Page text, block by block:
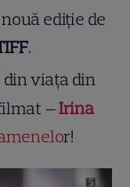
ediție de
.
viața din
—Irina
r!